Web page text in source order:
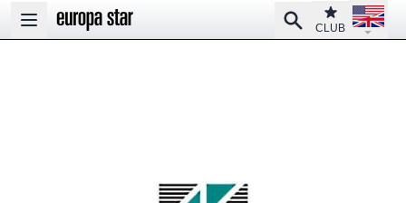
Open main menu
SearchClub
CLUB
Open